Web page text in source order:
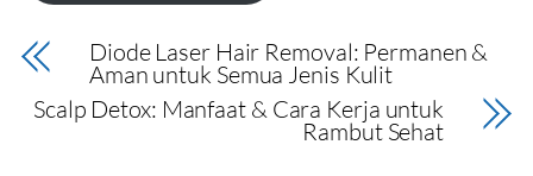
Diode Laser Hair Removal: Permanen &
Aman untuk Semua Jenis Kulit
Scalp Detox: Manfaat & Cara Kerja untuk
Rambut Sehat